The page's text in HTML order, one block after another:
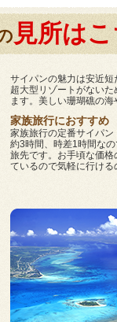
見所はこ
サイパンの魅力は安近
超大型リゾートがない
ます。美しい珊瑚礁の海
家族旅行におすすめ
家族旅行の定番サイパ
約3時間、時差1時間な
旅先です。お手頃な価格
ているので気軽に行ける